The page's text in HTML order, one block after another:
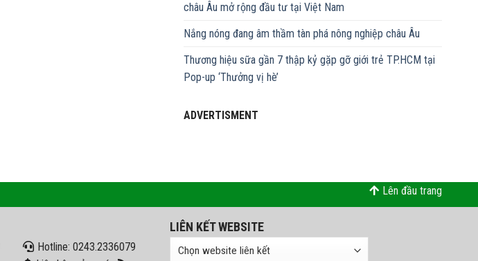
châu Âu mở rộng đầu tư tại Việt Nam
Nắng nóng đang âm thầm tàn phá nông nghiệp châu Âu
Thương hiệu sữa gần 7 thập kỷ gặp gỡ giới trẻ TP.HCM tại
Pop-up ‘Thưởng vị hè’
ADVERTISMENT
Lên đầu trang
Hotline: 0243.2336079
LIÊN KẾT WEBSITE